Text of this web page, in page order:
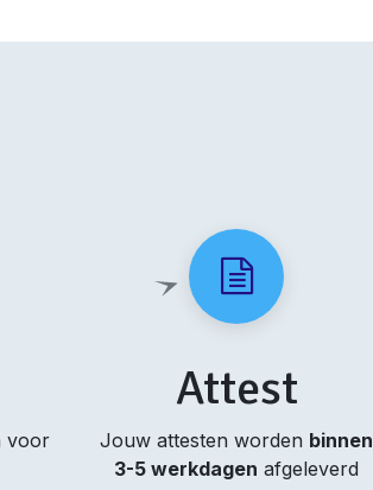
voor
Attest
Jouw attesten worden binnen
3-5 werkdagen afgeleverd